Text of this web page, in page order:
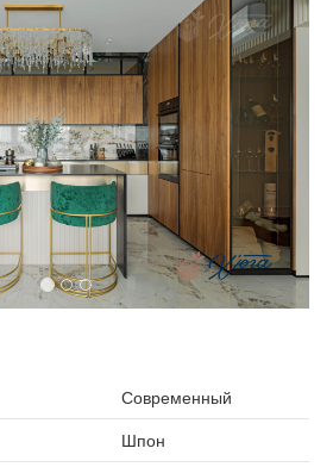
Современный
Шпон